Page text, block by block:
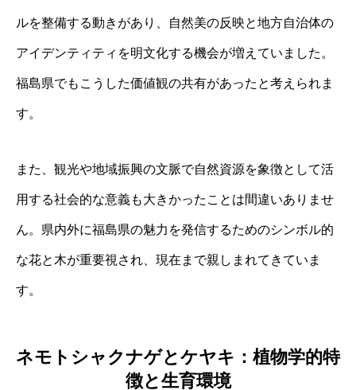
ルを整備する動きがあり、自然美の反映と地方自治体の
アイデンティティを明文化する機会が増えていました。
福島県でもこうした価値観の共有があったと考えられま
す。
また、観光や地域振興の文脈で自然資源を象徴として活
用する社会的な意義も大きかったことは間違いありませ
ん。県内外に福島県の魅力を発信するためのシンボル的
な花と木が重要視され、現在まで親しまれてきていま
す。
ネモトシャクナゲとケヤキ：植物学的特
徴と生育環境